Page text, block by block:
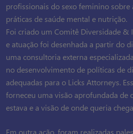
profissionais do sexo feminino sobre
práticas de saúde mental e nutrição.
Foi criado um Comitê Diversidade &
e atuação foi desenhada a partir do
uma consultoria externa
no desenvolvimento de políticas de
adequadas para o Licks Attorneys.
forneceu uma visão aprofundada de
estava e a visão de onde queria
Em outra ação, foram realizadas